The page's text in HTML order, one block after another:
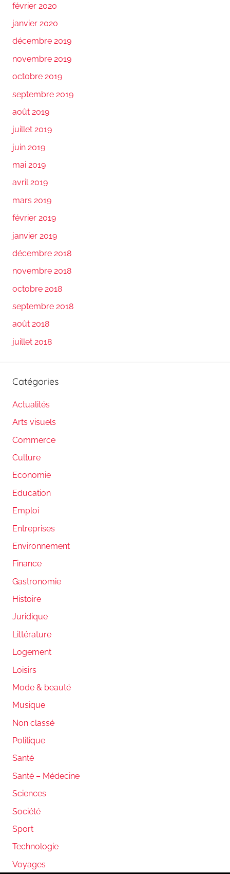
février 2020
janvier 2020
décembre 2019
novembre 2019
octobre 2019
septembre 2019
août 2019
juillet 2019
juin 2019
mai 2019
avril 2019
mars 2019
février 2019
janvier 2019
décembre 2018
novembre 2018
octobre 2018
septembre 2018
août 2018
juillet 2018
Catégories
Actualités
Arts visuels
Commerce
Culture
Economie
Education
Emploi
Entreprises
Environnement
Finance
Gastronomie
Histoire
Juridique
Littérature
Logement
Loisirs
Mode & beauté
Musique
Non classé
Politique
Santé
Santé – Médecine
Sciences
Société
Sport
Technologie
Voyages